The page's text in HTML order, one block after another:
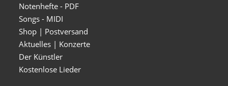
Notenhefte - PDF
Songs - MIDI
Shop | Postversand
Aktuelles | Konzerte
Der Künstler
Kostenlose Lieder